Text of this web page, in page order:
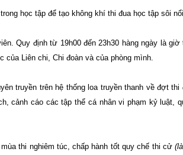
học tập để tạo không khí thi đua học tập sôi
Quy định từ 19h00 đến 23h30 hàng ngày là
của Liên chi, Chi đoàn và của phòng mình.
truyền trên hệ thống loa truyền thanh về đợt
cảnh cáo các tập thể cá nhân vi phạm kỷ luật,
thi nghiêm túc, chấp hành tốt quy chế thi cử